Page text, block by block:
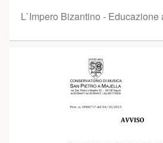
L`Impero Bizantino - Educazione